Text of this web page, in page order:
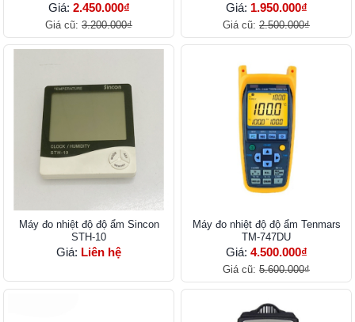
Giá: 2.450.000₫
Giá cũ: 3.200.000₫
Giá: 1.950.000₫
Giá cũ: 2.500.000₫
Máy đo nhiệt độ độ ẩm Sincon
STH-10
Giá: Liên hệ
Máy đo nhiệt độ độ ẩm Tenmars
TM-747DU
Giá: 4.500.000₫
Giá cũ: 5.600.000₫